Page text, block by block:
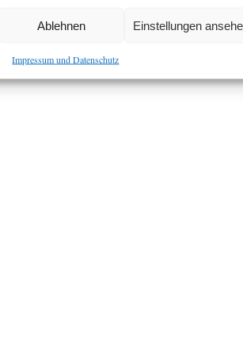
Ablehnen Einstellungen
Impressum und Datenschutz